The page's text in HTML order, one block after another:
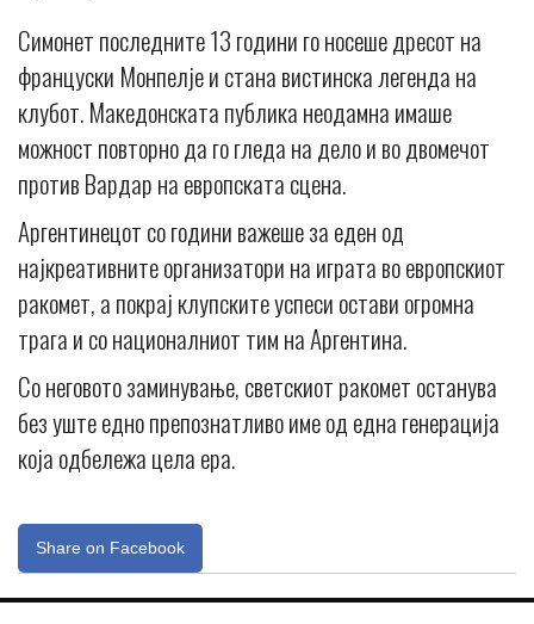
Симонет последните 13 години го носеше дресот на
француски Монпелје и стана вистинска легенда на
клубот. Македонската публика неодамна имаше
можност повторно да го гледа на дело и во двомечот
против Вардар на европската сцена.
Аргентинецот со години важеше за еден од
најкреативните организатори на играта во европскиот
ракомет, а покрај клупските успеси остави огромна
трага и со националниот тим на Аргентина.
Со неговото заминување, светскиот ракомет останува
без уште едно препознатливо име од една генерација
која одбележа цела ера.
Share on Facebook